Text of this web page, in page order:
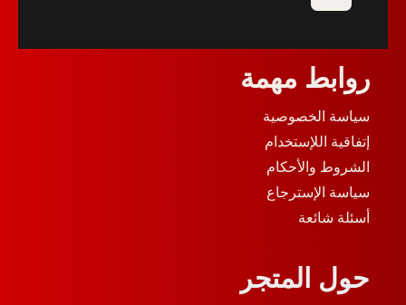
روابط مهمة
سياسة الخصوصية
إتفاقية اللإستخدام
الشروط والأحكام
سياسة الإسترجاع
أسئلة شائعة
حول المتجر